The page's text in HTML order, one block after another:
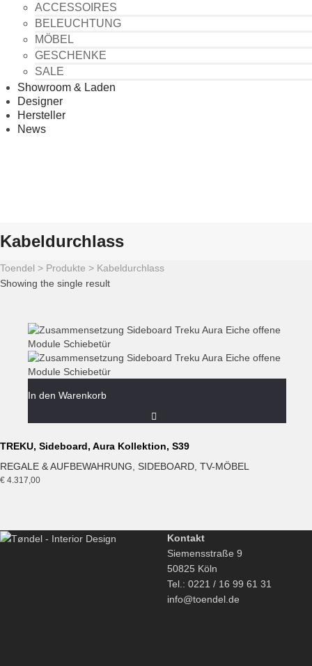
ACCESSOIRES
BELEUCHTUNG
MÖBEL
GESCHENKE
SALE
Showroom & Laden
Designer
Hersteller
News
Kabeldurchlass
Toendel > Produkte > Kabeldurchlass
Showing the single result
In den Warenkorb
TREKU, Sideboard, Aura Kollektion, S39
REGALE & AUFBEWAHRUNG
SIDEBOARD TV-MÖBEL
€ 4.317,00
Kontakt
Siemensstraße 9
50825 Köln
Tel.: 0221 / 16 99 61 31
info@toendel.de